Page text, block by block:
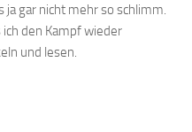
ja gar nicht mehr so schlimm.
den Kampf wieder
und lesen.